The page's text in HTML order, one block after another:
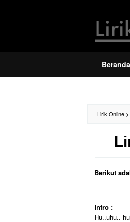
Beranda
Lirik Online >
Berikut
Intro :
Hu..uhu..